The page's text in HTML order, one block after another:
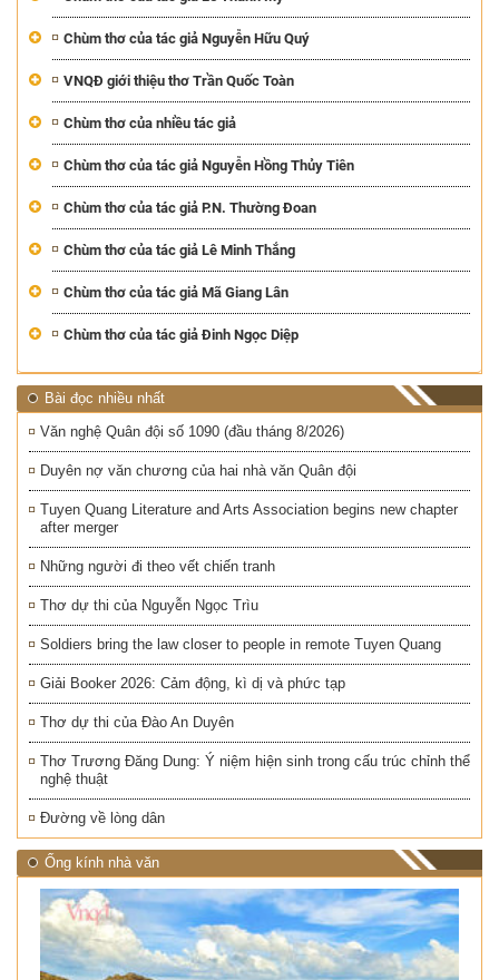
Chùm thơ của tác giả Nguyễn Hữu Quý
VNQĐ giới thiệu thơ Trần Quốc Toàn
Chùm thơ của nhiều tác giả
Chùm thơ của tác giả Nguyễn Hồng Thủy Tiên
Chùm thơ của tác giả P.N. Thường Đoan
Chùm thơ của tác giả Lê Minh Thắng
Chùm thơ của tác giả Mã Giang Lân
Chùm thơ của tác giả Đinh Ngọc Diệp
Bài đọc nhiều nhất
Văn nghệ Quân đội số 1090 (đầu tháng 8/2026)
Duyên nợ văn chương của hai nhà văn Quân đội
Tuyen Quang Literature and Arts Association begins new chapter
after merger
Những người đi theo vết chiến tranh
Thơ dự thi của Nguyễn Ngọc Trìu
Soldiers bring the law closer to people in remote Tuyen Quang
Giải Booker 2026: Cảm động, kì dị và phức tạp
Thơ dự thi của Đào An Duyên
Thơ Trương Đăng Dung: Ý niệm hiện sinh trong cấu trúc chỉnh thể
nghệ thuật
Đường về lòng dân
Ống kính nhà văn